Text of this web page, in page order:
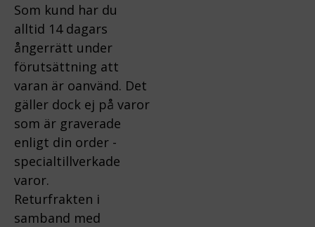
Som kund har du
alltid 14 dagars
ångerrätt under
förutsättning att
varan är oanvänd. Det
gäller dock ej på varor
som är graverade
enligt din order -
specialtillverkade
varor.
Returfrakten i
samband med